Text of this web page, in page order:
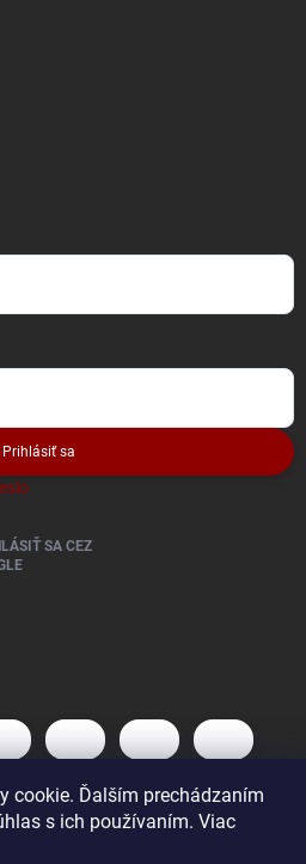
cookie. Ďalším prechádzaním
s ich používaním. Viac
Prihlásiť sa
SA CEZ